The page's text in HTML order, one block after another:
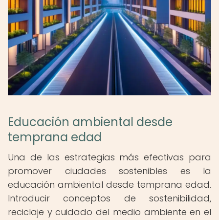
Educación ambiental desde
temprana edad
Una de las estrategias más efectivas para
promover ciudades sostenibles es la
educación ambiental desde temprana edad.
Introducir conceptos de sostenibilidad,
reciclaje y cuidado del medio ambiente en el